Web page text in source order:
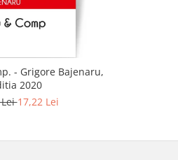
- Grigore Bajenaru,
2020
Lei17,22 Lei